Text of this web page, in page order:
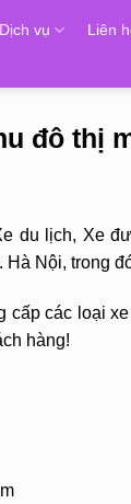
Dịch vụ
Liên
đô thị
du lịch, Xe
Hà Nội, trong
cấp các loại
hàng!